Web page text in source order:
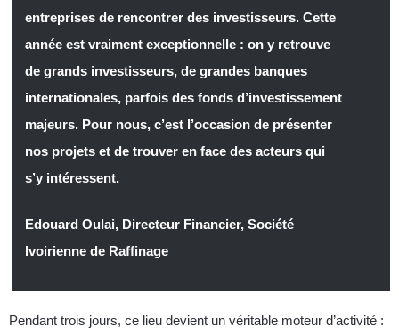
entreprises de rencontrer des investisseurs. Cette
année est vraiment exceptionnelle : on y retrouve
de grands investisseurs, de grandes banques
internationales, parfois des fonds d’investissement
majeurs. Pour nous, c’est l’occasion de présenter
nos projets et de trouver en face des acteurs qui
s’y intéressent.
Edouard Oulai, Directeur Financier, Société
Ivoirienne de Raffinage
Pendant trois jours, ce lieu devient un véritable moteur d’activité :